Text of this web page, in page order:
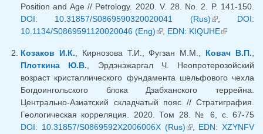
Position and Age // Petrology. 2020. V. 28. No. 2. P. 141-150.
DOI: 10.31857/S0869590320020041 (Rus)(внешняя
ссылка)
, DOI:
10.1134/S0869591120020046 (Eng)(внешняя ссылка)
, EDN: KIQUHE(внешняя
Козаков И.К., Кирнозова Т.И., Фугзан М.М., Ковач В.П.,
Плоткина Ю.В., Эрдэнэжаргал Ч. Неопротерозойский
возраст кристаллического фундамента шельфового чехла
Богдоингольского блока Дзабханского террейна.
Центрально-Азиатский складчатый пояс // Стратиграфия.
Геологическая корреляция. 2020. Том 28. № 6, с. 67-75
DOI: 10.31857/S0869592X2006006X (Rus)(внешняя
, EDN: XZYNFV